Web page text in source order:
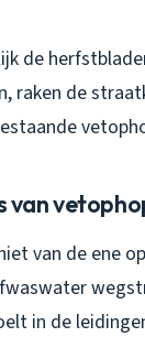
de
raken de
van
van de ene
in de